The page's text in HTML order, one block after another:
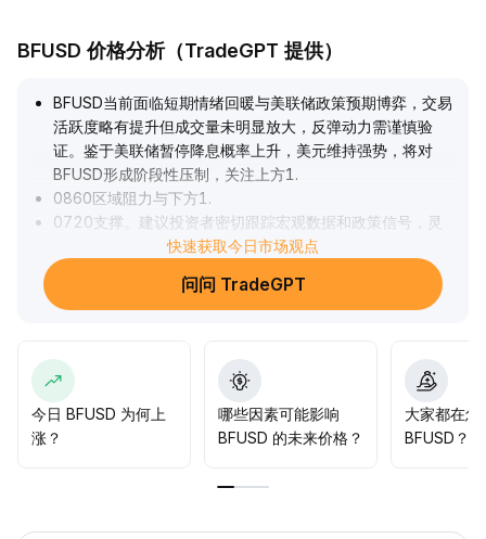
BFUSD 价格分析（TradeGPT 提供）
BFUSD当前面临短期情绪回暖与美联储政策预期博弈，交易
活跃度略有提升但成交量未明显放大，反弹动力需谨慎验
证。鉴于美联储暂停降息概率上升，美元维持强势，将对
BFUSD形成阶段性压制，关注上方1 .
0860区域阻力与下方1 .
0720支撑。建议投资者密切跟踪宏观数据和政策信号，灵
活调整仓位，警惕假突破及中短期波动风险，配置侧重风险
分散。
快速获取今日市场观点
问问 TradeGPT
今日 BFUSD 为何上
涨？
哪些因素可能影响
BFUSD 的未来价格？
大家都在怎
BFUSD？